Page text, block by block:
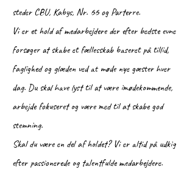
steder CBU, Kabys, Nr. 66 og Parterre.
​Vi er et hold af medarbejdere der efter bedste evne
forsøger at skabe et fællesskab baseret på tillid,
faglighed og glæden ved at møde nye gæster hver
dag. Du skal have lyst til at være imødekommende,
arbejde fokuseret og være med til at skabe god
stemning.
Skal du være en del af holdet? Vi er altid på udkig
efter passionerede og talentfulde medarbejdere.